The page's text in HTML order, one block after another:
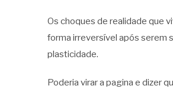
Os choques de realidade que
forma irreversível após serem
plasticidade.
Poderia virar a pagina e dizer